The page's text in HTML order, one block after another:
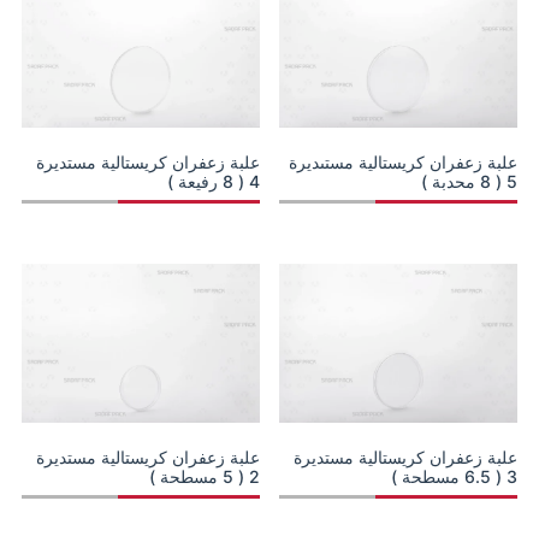
علبة زعفران كريستالية مستىديرة
5 ( 8 محدبة )
علبة زعفران كريستالية مستديرة
4 ( 8 رفيعة )
علبة زعفران كريستالية مستديرة
3 ( 6.5 مسطحة )
علبة زعفران كريستالية مستديرة
2 ( 5 مسطحة )